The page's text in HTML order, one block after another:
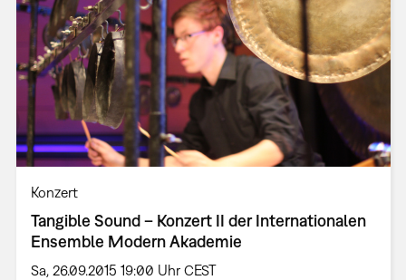
Konzert
Tangible Sound – Konzert II der Internationalen
Ensemble Modern Akademie
Sa, 26.09.2015 19:00 Uhr CEST